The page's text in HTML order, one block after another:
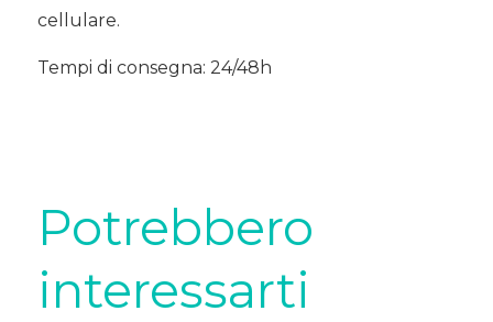
cellulare.
Tempi di consegna: 24/48h
Potrebbero
interessarti